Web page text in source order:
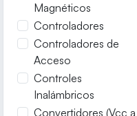
Magnéticos
Controladores
Controladores de
Acceso
Controles
Inalámbricos
Convertidores (Vcc a